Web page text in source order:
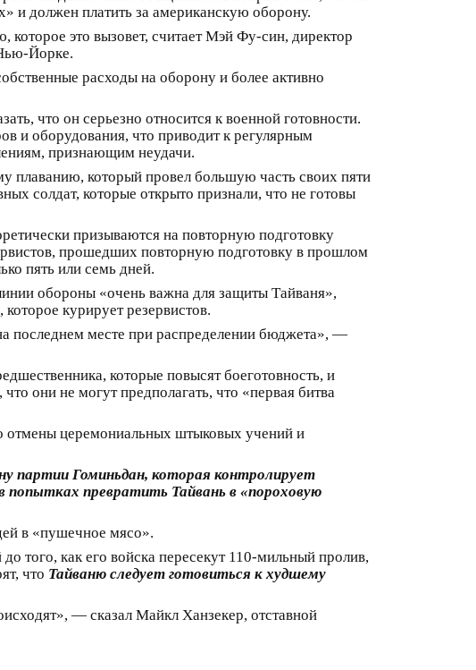
и должен платить за американскую оборону.
это вызовет, считает Мэй Фу-син, директор
Йорке.
расходы на оборону и более активно
что он серьезно относится к военной готовности.
и оборудования, что приводит к регулярным
признающим неудачи.
плаванию, который провел большую часть своих пяти
солдат, которые открыто признали, что не готовы
призываются на повторную подготовку
прошедших повторную подготовку в прошлом
пять или семь дней.
обороны «очень важна для защиты Тайваня»,
курирует резервистов.
последнем месте при распределении бюджета», —
которые повысят боеготовность, и
они не могут предполагать, что «первая битва
отмены церемониальных штыковых учений и
партии Гоминьдан, которая контролирует
попытках превратить Тайвань в «пороховую
в «пушечное мясо».
того, как его войска пересекут 110-мильный пролив,
что Тайваню следует готовиться к худшему
— сказал Майкл Ханзекер, отставной